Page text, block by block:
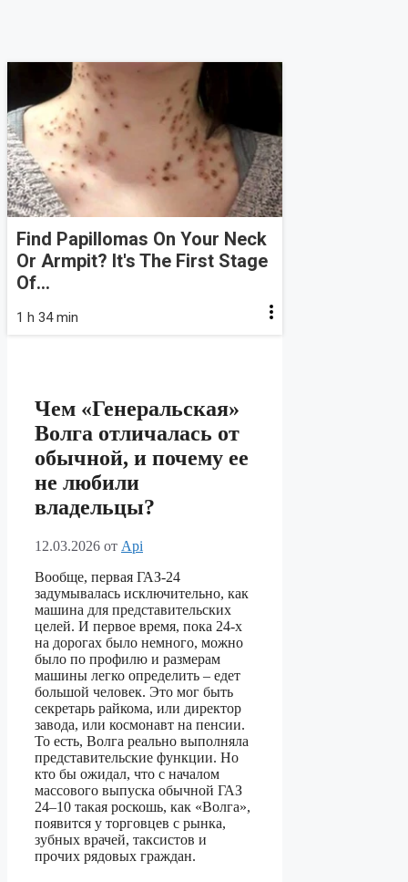
Find Papillomas On Your Neck
Or Armpit? It's The First Stage
Of...
1 h 34 min
Чем «Генеральская»
Волга отличалась от
обычной, и почему ее
не любили
владельцы?
12.03.2026 от Api
Вообще, первая ГАЗ-24
задумывалась исключительно, как
машина для представительских
целей. И первое время, пока 24-х
на дорогах было немного, можно
было по профилю и размерам
машины легко определить – едет
большой человек. Это мог быть
секретарь райкома, или директор
завода, или космонавт на пенсии.
То есть, Волга реально выполняла
представительские функции. Но
кто бы ожидал, что с началом
массового выпуска обычной ГАЗ
24–10 такая роскошь, как «Волга»,
появится у торговцев с рынка,
зубных врачей, таксистов и
прочих рядовых граждан.